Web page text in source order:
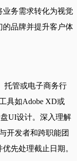
业务需求转化为视觉
的品牌并提升客户体
托管或电子商务行
具如Adobe XD或
UI设计。深入理解
开发者和跨职能团
先处理截止日期。